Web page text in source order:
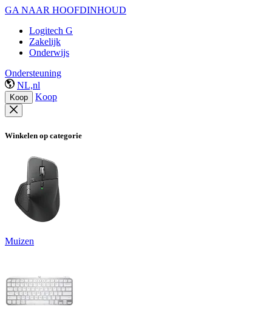
GA NAAR HOOFDINHOUD
Logitech G
Zakelijk
Onderwijs
Ondersteuning
NL,nl
Koop Koop
Winkelen op categorie
Muizen